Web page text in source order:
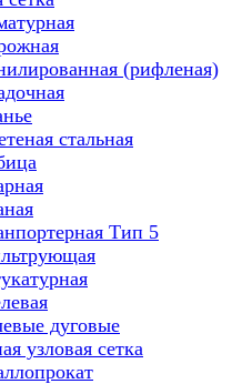
(рифленая)
стальная
Тип 5
дуговые
узловая сетка